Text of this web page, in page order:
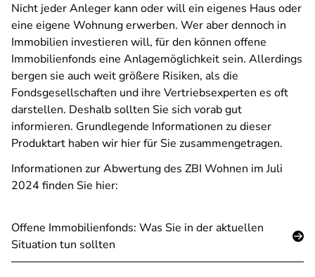
Nicht jeder Anleger kann oder will ein eigenes Haus oder
eine eigene Wohnung erwerben. Wer aber dennoch in
Immobilien investieren will, für den können offene
Immobilienfonds eine Anlagemöglichkeit sein. Allerdings
bergen sie auch weit größere Risiken, als die
Fondsgesellschaften und ihre Vertriebsexperten es oft
darstellen. Deshalb sollten Sie sich vorab gut
informieren. Grundlegende Informationen zu dieser
Produktart haben wir hier für Sie zusammengetragen.
Informationen zur Abwertung des ZBI Wohnen im Juli
2024 finden Sie hier:
Offene Immobilienfonds: Was Sie in der aktuellen
Situation tun sollten